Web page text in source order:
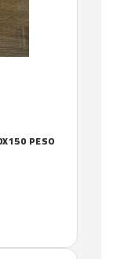
PESO